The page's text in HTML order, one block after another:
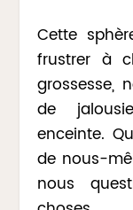
Cette
frustrer à
grossesse,
de
enceinte.
de nous-
nous